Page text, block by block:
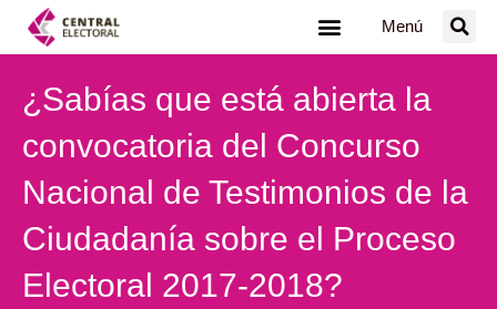
Menú
¿Sabías que está abierta la
convocatoria del Concurso
Nacional de Testimonios de la
Ciudadanía sobre el Proceso
Electoral 2017-2018?